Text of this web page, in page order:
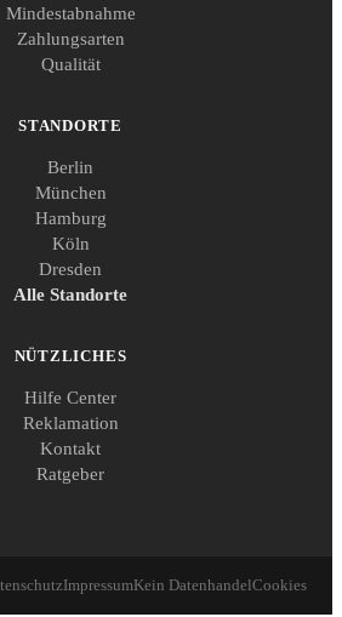
Mindestabnahme
Zahlungsarten
Qualität
STANDORTE
Berlin
München
Hamburg
Köln
Dresden
Alle Standorte
NÜTZLICHES
Hilfe Center
Reklamation
Kontakt
Ratgeber
ImpressumKein DatenhandelCookies